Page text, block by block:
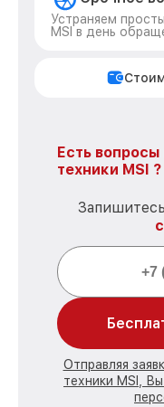
Устраняем
MSI в день
Есть
техники MSI ?
Отправляя
техники MSI,